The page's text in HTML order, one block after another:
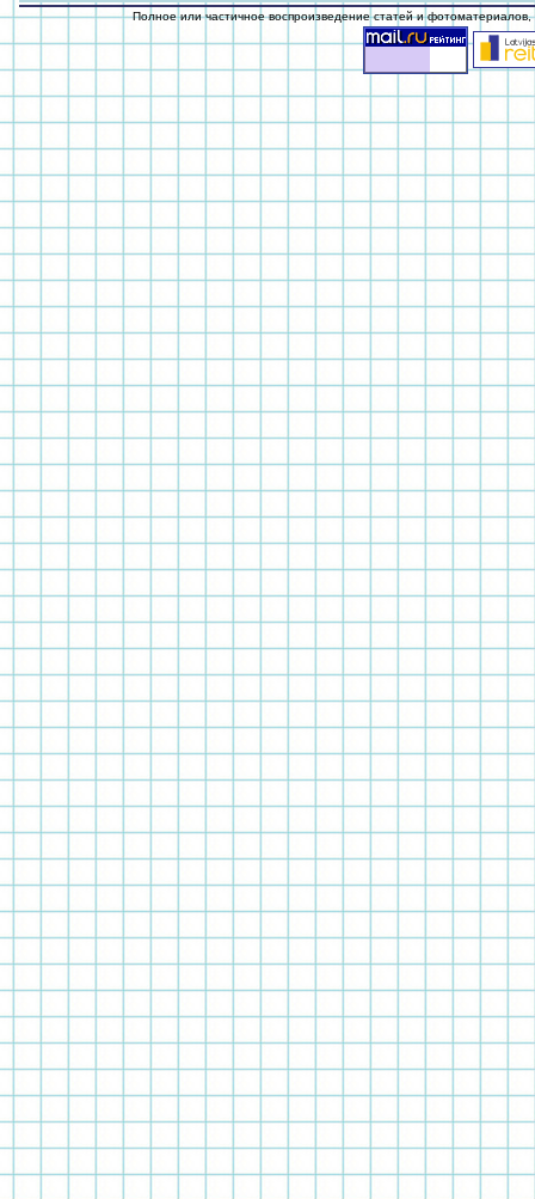
Полное или частичное воспроизведение статей и